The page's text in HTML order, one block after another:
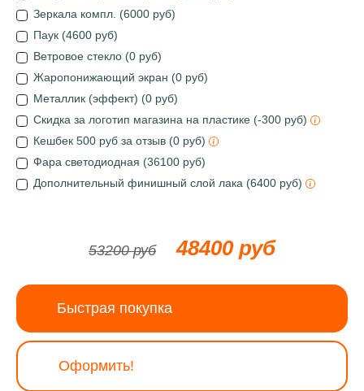
Зеркала компл. (6000 руб)
Паук (4600 руб)
Ветровое стекло (0 руб)
Жаропонижающий экран (0 руб)
Металлик (эффект) (0 руб)
Скидка за логотип магазина на пластике (-300 руб)
Кешбек 500 руб за отзыв (0 руб)
Фара светодиодная (36100 руб)
Дополнительный финишный слой лака (6400 руб)
53200 руб 48400 руб
Быстрая покупка
Оформить!